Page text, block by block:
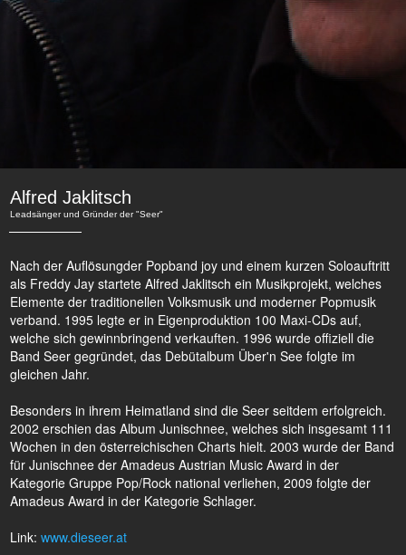
Alfred Jaklitsch
Leadsänger und Gründer der "Seer"
Nach der Auflösungder Popband joy und einem kurzen Soloauftritt
als Freddy Jay startete Alfred Jaklitsch ein Musikprojekt, welches
Elemente der traditionellen Volksmusik und moderner Popmusik
verband. 1995 legte er in Eigenproduktion 100 Maxi-CDs auf,
welche sich gewinnbringend verkauften. 1996 wurde offiziell die
Band Seer gegründet, das Debütalbum Über'n See folgte im
gleichen Jahr.
Besonders in ihrem Heimatland sind die Seer seitdem erfolgreich.
2002 erschien das Album Junischnee, welches sich insgesamt 111
Wochen in den österreichischen Charts hielt. 2003 wurde der Band
für Junischnee der Amadeus Austrian Music Award in der
Kategorie Gruppe Pop/Rock national verliehen, 2009 folgte der
Amadeus Award in der Kategorie Schlager.
Link: www.dieseer.at